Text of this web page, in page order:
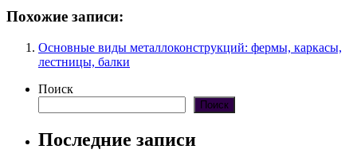
Похожие записи:
Основные виды металлоконструкций: фермы, каркасы,
лестницы, балки
Поиск
Поиск
Последние записи